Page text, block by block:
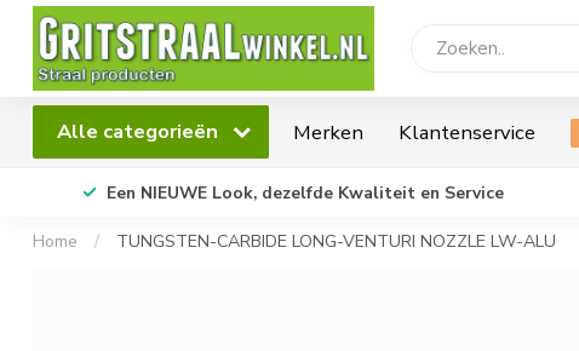
Alle categorieën Merken Klantenservice
Een NIEUWE Look, dezelfde Kwaliteit en Service
Home / TUNGSTEN-CARBIDE LONG-VENTURI NOZZLE LW-ALU